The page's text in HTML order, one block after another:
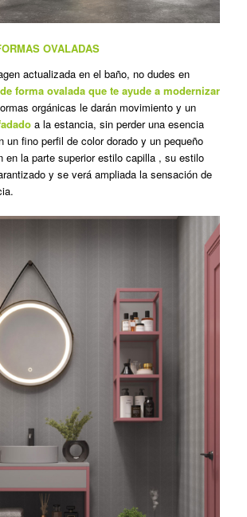
OVALADAS
actualizada en el baño, no dudes en
forma ovalada que te ayude a modernizar
orgánicas le darán movimiento y un
a la estancia, sin perder una esencia
un fino perfil de color dorado y un pequeño
en la parte superior estilo capilla , su estilo
y se verá ampliada la sensación de